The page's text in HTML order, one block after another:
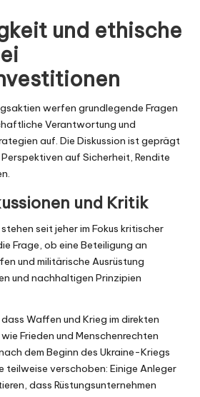
und ethische
werfen grundlegende Fragen
Verantwortung und
auf. Die Diskussion ist geprägt
auf Sicherheit, Rendite
und Kritik
seit jeher im Fokus kritischer
Frage, ob eine Beteiligung an
und militärische Ausrüstung
und nachhaltigen Prinzipien
Waffen und Krieg im direkten
Frieden und Menschenrechten
dem Beginn des Ukraine-Kriegs
teilweise verschoben: Einige Anleger
dass Rüstungsunternehmen